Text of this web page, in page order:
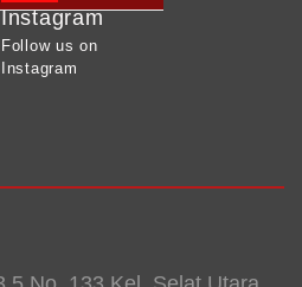
Instagram
Follow us on
Instagram